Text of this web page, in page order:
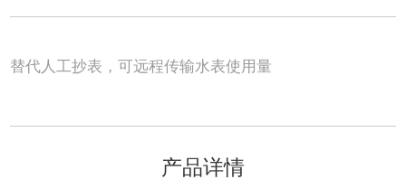
替代人工抄表，可远程传输水表使用量
产品详情